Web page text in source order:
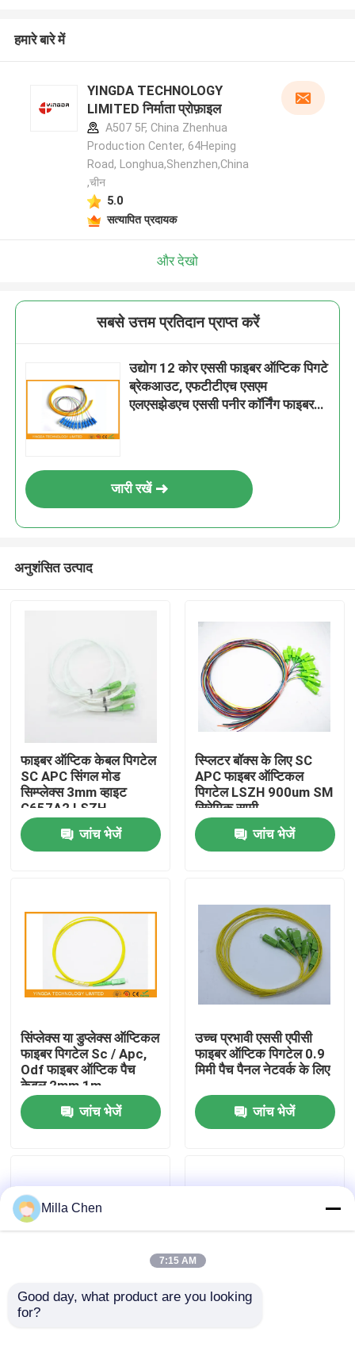
उत्पादों
हमारे बारे में
कारखाना भ्रमण
गुणवत्ता नियंत्रण
समाचार
एक उद्धरण का अनुरोध करें
हमारे बारे में
YINGDA TECHNOLOGY
LIMITED निर्माता प्रोफ़ाइल
A507 5F, China Zhenhua
Production Center, 64Heping
Road, Longhua,Shenzhen,China
,चीन
5.0
सत्यापित प्रदायक
और देखो
सबसे उत्तम प्रतिदान प्राप्त करें
उद्योग 12 कोर एससी फाइबर ऑप्टिक पिगटे
ब्रेकआउट, एफटीटीएच एसएम
एलएसझेडएच एससी पनीर कॉर्निंग फाइबर
जारी रखें
अनुशंसित उत्पाद
फाइबर ऑप्टिक केबल पिगटेल
SC APC सिंगल मोड
सिम्प्लेक्स 3mm व्हाइट
G657A2 LSZH
जांच भेजें
स्प्लिटर बॉक्स के लिए SC
APC फाइबर ऑप्टिकल
पिगटेल LSZH 900um SM
सिरेमिक सामी
जांच भेजें
सिंप्लेक्स या डुप्लेक्स ऑप्टिकल
फाइबर पिगटेल Sc / Apc,
Odf फाइबर ऑप्टिक पैच
केबल 2mm 1m
जांच भेजें
उच्च प्रभावी एससी एपीसी
फाइबर ऑप्टिक पिगटेल 0.9
मिमी पैच पैनल नेटवर्क के लिए
जांच भेजें
12 रंग एससी एपीसी फाइबर
Milla Chen
7:15 AM
Good day, what product are you looking
for?